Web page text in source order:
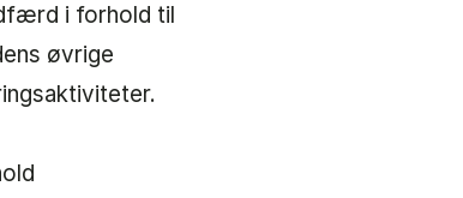
i forhold til
øvrige